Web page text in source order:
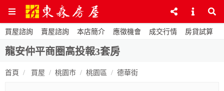
買屋諮詢 賣屋諮詢 本店簡介 應徵機會 成交行情 房貸試算
龍安仲平商圈高投報3套房
首頁 買屋 桃園市 桃園區 德華街